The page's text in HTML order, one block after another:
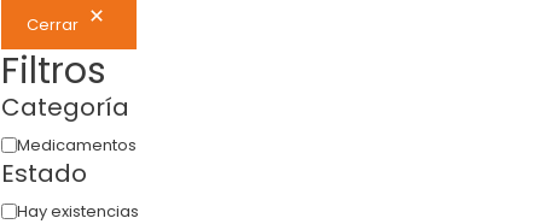
Cerrar
Filtros
Categoría
Medicamentos
Estado
Hay existencias